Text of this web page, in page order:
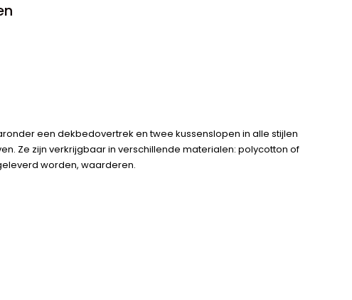
een dekbedovertrek en twee kussenslopen in alle stijlen
Ze zijn verkrijgbaar in verschillende materialen: polycotton of
worden, waarderen.